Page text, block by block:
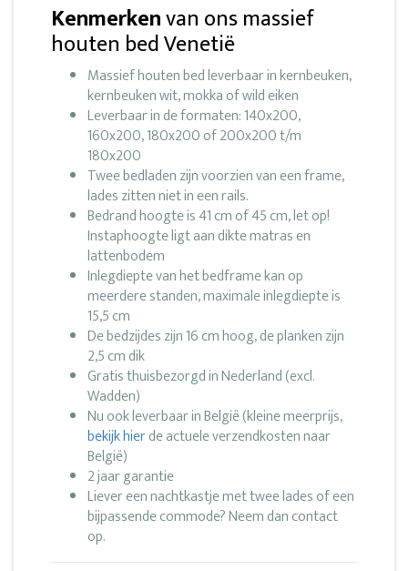
Kenmerkenvan ons massief
houten bed Venetië
Massief houten bed leverbaar in kernbeuken,
kernbeuken wit, mokka of wild eiken
Leverbaar in de formaten: 140x200,
160x200, 180x200 of 200x200 t/m
180x200
Twee bedladen zijn voorzien van een frame,
lades zitten niet in een rails.
Bedrand hoogte is 41 cm of 45 cm, let op!
Instaphoogte ligt aan dikte matras en
lattenbodem
Inlegdiepte van het bedframe kan op
meerdere standen, maximale inlegdiepte is
15,5 cm
De bedzijdes zijn 16 cm hoog, de planken zijn
2,5 cm dik
Gratis thuisbezorgd in Nederland (excl.
Wadden)
Nu ook leverbaar in België (kleine meerprijs,
bekijk hierde actuele verzendkosten naar
België)
2 jaar garantie
Liever een nachtkastje met twee lades of een
bijpassende commode? Neem dan contact
op.